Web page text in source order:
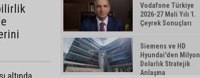
Vodafone Türkiye
2026-27 Mali Yılı 1.
Çeyrek Sonuçları
Siemens ve HD
Hyundai'den Milyon
Dolarlık Stratejik
Anlaşma